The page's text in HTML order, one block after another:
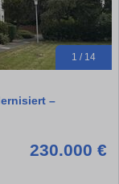
1 / 14
–
230.000 €